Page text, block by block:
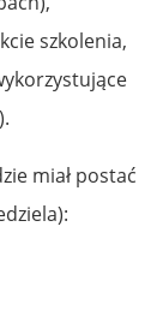
szkolenia,
miał postać